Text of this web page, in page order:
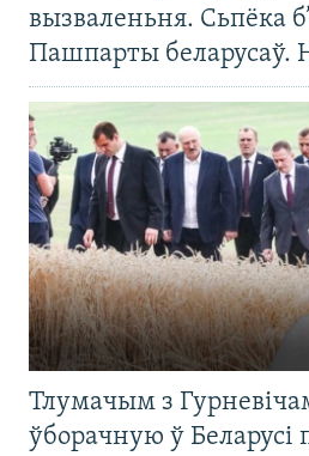
вызваленьня. Сьпёка
Пашпарты беларусаў.
Тлумачым з
ўборачную ў Беларусі